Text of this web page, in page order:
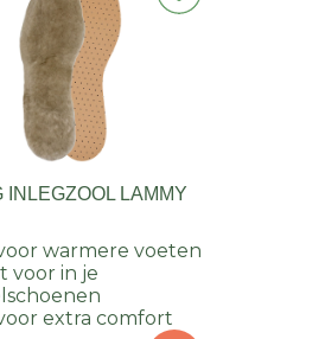
INLEGZOOL LAMMY
warmere voeten
voor in je
extra comfort